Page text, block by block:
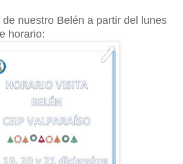
nuestro Belén a partir del lunes
horario: